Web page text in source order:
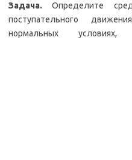
Задача.Определите
поступательного
нормальных